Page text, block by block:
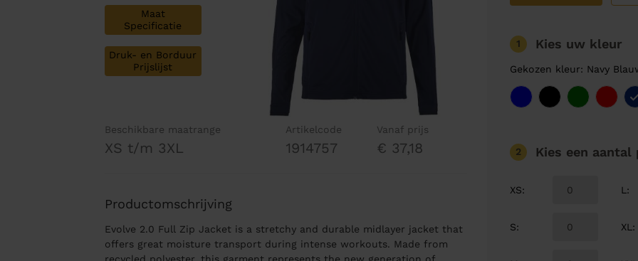
Maat
Specificatie
Druk- en Borduur
Prijslijst
Beschikbare maatrange
XS t/m 3XL
Artikelcode
1914757
Vanaf prijs
€ 37,18
Productomschrijving
Evolve 2.0 Full Zip Jacket is a stretchy and durable midlayer jacket that
offers great moisture transport during intense workouts. Made from
1 Kies uw kleur
Gekozen kleur: Navy
2 Kies een aantal
XS:
S:
L :
XL :